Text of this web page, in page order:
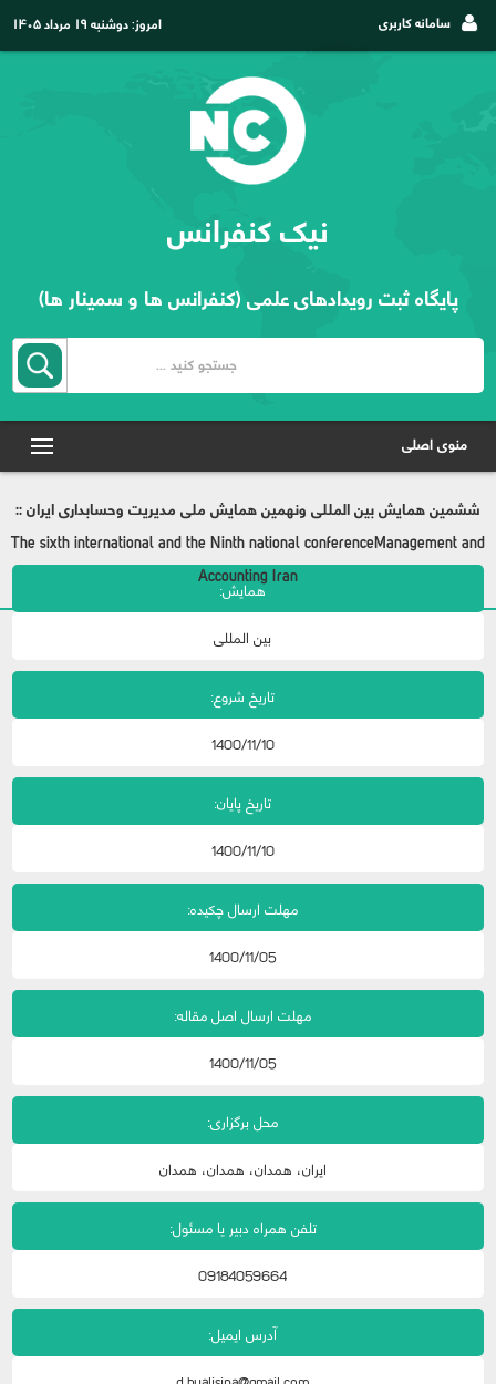
سامانه کاربری امروز:دوشنبه ۱۹ مرداد ۱۴۰۵
نیک کنفرانس
پایگاه ثبت رویدادهای علمی (کنفرانس ها و سمینار ها)
منوی اصلی
ششمین همایش بین المللی ونهمین همایش ملی مدیریت وحسابداری ایران ::
The sixth international and the Ninth national conferenceManagement and
Accounting Iran
همایش:
بین المللی
تاریخ شروع:
1400/11/10
تاریخ پایان:
1400/11/10
مهلت ارسال چکیده:
1400/11/05
مهلت ارسال اصل مقاله:
1400/11/05
محل برگزاری:
ایران، همدان، همدان، همدان
تلفن همراه دبیر یا مسئول:
09184059664
آدرس ایمیل: